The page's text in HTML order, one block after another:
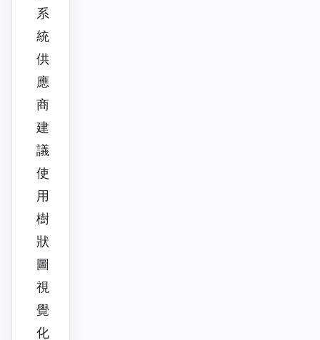
系
統
供
應
商
建
議
使
用
樹
狀
圖
視
覺
化